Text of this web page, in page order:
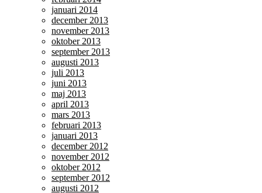
januari 2014
december 2013
november 2013
oktober 2013
september 2013
augusti 2013
juli 2013
juni 2013
maj 2013
april 2013
mars 2013
februari 2013
januari 2013
december 2012
november 2012
oktober 2012
september 2012
augusti 2012